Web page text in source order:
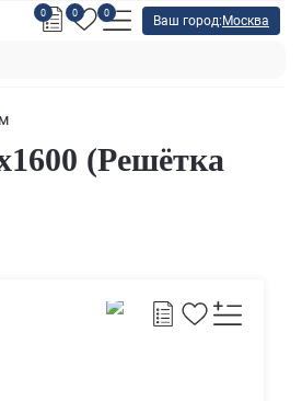
0 0 0
Ваш город: Москва
(Решётка